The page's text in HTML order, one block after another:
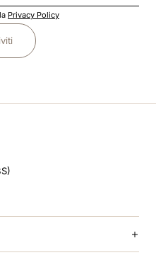
Privacy Policy